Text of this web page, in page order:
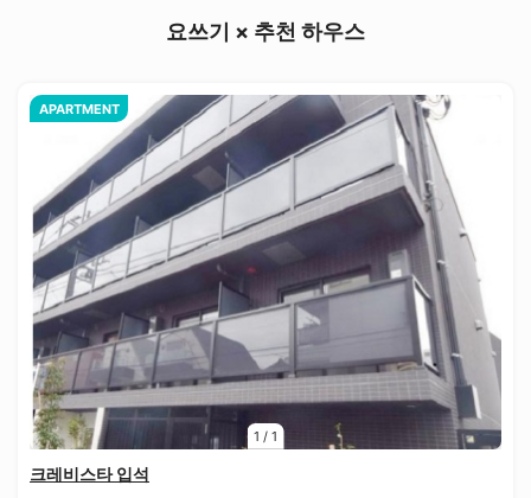
요쓰기 × 추천 하우스
1 / 1
APARTMENT
크레비스타 입석